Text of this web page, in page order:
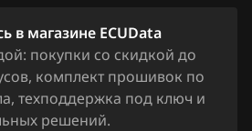
в магазине ECUData
покупки со скидкой до
комплект прошивок по
техподдержка под ключ и
решений.